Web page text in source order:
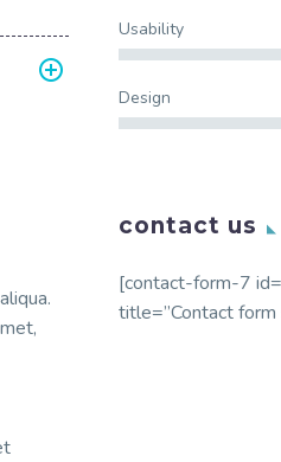
Usability
Design
contact us
[contact-form-7
title=”Contact form